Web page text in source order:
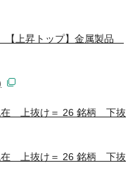
【上昇トップ】金属製品
在 上抜け＝ 26 銘柄 下抜
在 上抜け＝ 26 銘柄 下抜